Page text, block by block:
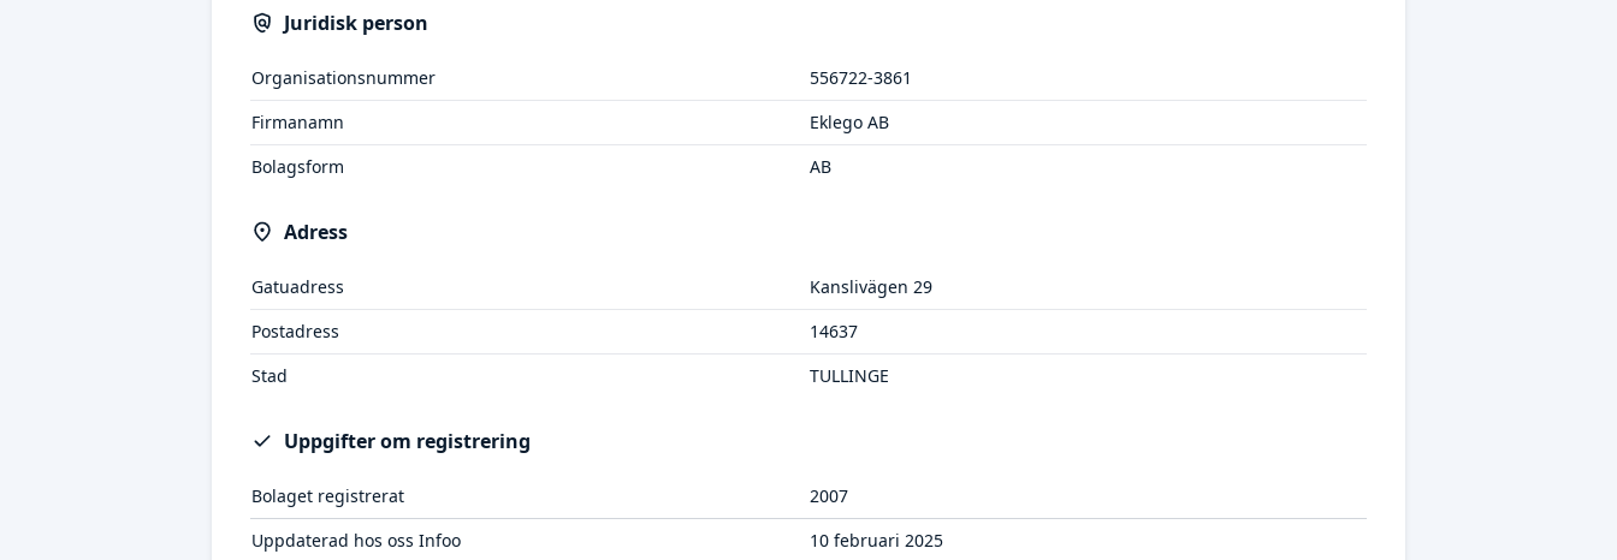
Juridisk person
Organisationsnummer
556722-3861
Firmanamn
Eklego AB
Bolagsform
AB
Adress
Gatuadress
Kanslivägen 29
Postadress
14637
Stad
TULLINGE
Uppgifter om registrering
Bolaget registrerat
2007
Uppdaterad hos oss Infoo
10 februari 2025